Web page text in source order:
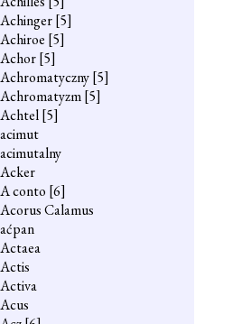
Achinger[5]
Achiroe [5]
Achor[5]
Achromatyczny[5]
Achromatyzm[5]
Achtel[5]
acimut
acimutalny
Acker
A conto [6]
Acorus Calamus
aćpan
Actaea
Actis
Activa
Acus